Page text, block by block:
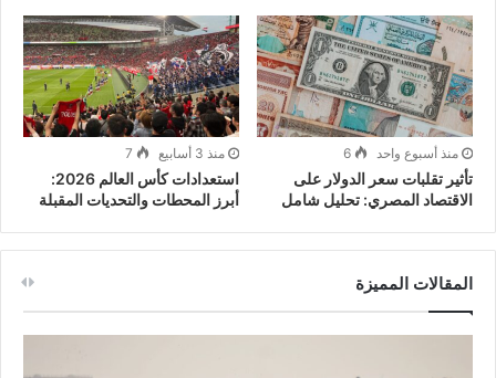
منذ أسبوع واحد 6
تأثير تقلبات سعر الدولار على
الاقتصاد المصري: تحليل شامل
منذ 3 أسابيع 7
استعدادات كأس العالم 2026:
أبرز المحطات والتحديات المقبلة
المقالات المميزة